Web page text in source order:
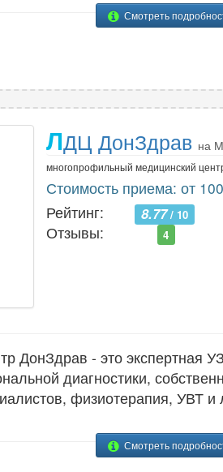
Смотреть
ЛДЦ ДонЗдрав на
многопрофильный медицинский
Стоимость приема: от
Рейтинг:
8.77/ 10
Отзывы: 4
ДонЗдрав - это экспертная
диагностики,
физиотерапия, УВТ
Смотреть